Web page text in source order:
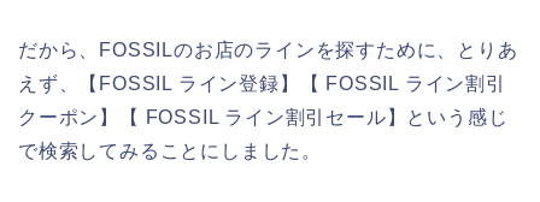
だから、FOSSILのお店のラインを探すために、とりあ
えず、【FOSSIL ライン登録】【 FOSSIL ライン割引
クーポン】【 FOSSIL ライン割引セール】という感じ
で検索してみることにしました。